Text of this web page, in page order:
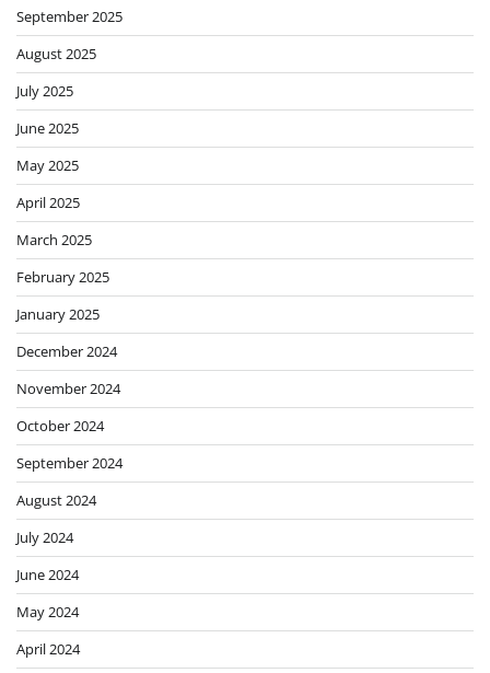
September 2025
August 2025
July 2025
June 2025
May 2025
April 2025
March 2025
February 2025
January 2025
December 2024
November 2024
October 2024
September 2024
August 2024
July 2024
June 2024
May 2024
April 2024